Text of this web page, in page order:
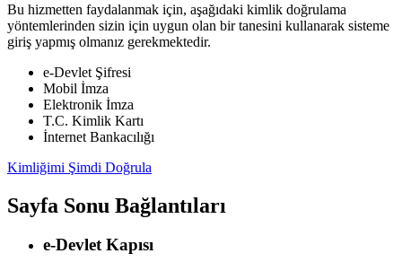
Bu hizmetten faydalanmak için, aşağıdaki kimlik doğrulama
yöntemlerinden sizin için uygun olan bir tanesini kullanarak sisteme
giriş yapmış olmanız gerekmektedir.
e-Devlet Şifresi
Mobil İmza
Elektronik İmza
T.C. Kimlik Kartı
İnternet Bankacılığı
Kimliğimi Şimdi Doğrula
Sayfa Sonu Bağlantıları
e-Devlet Kapısı